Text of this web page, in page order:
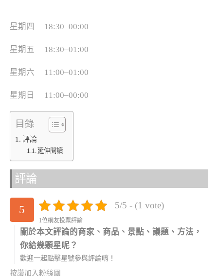
星期四 18:30–00:00
星期五 18:30–01:00
星期六 11:00–01:00
星期日 11:00–00:00
目錄
評論
延伸閱讀
評論
5 5/5 - (1 vote)
1位網友投票評論
關於本文評論的商家、商品、景點、議題、方法，
你給幾顆星呢？
歡迎一起點擊星號參與評論唷！
按讚加入粉絲團